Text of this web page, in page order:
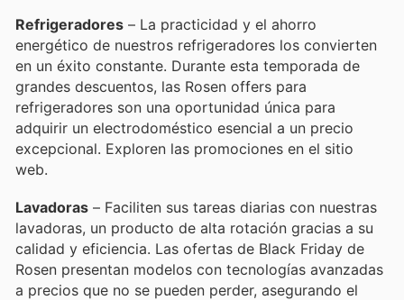
Refrigeradores – La practicidad y el ahorro
energético de nuestros refrigeradores los convierten
en un éxito constante. Durante esta temporada de
grandes descuentos, las Rosen offers para
refrigeradores son una oportunidad única para
adquirir un electrodoméstico esencial a un precio
excepcional. Exploren las promociones en el sitio
web.
Lavadoras – Faciliten sus tareas diarias con nuestras
lavadoras, un producto de alta rotación gracias a su
calidad y eficiencia. Las ofertas de Black Friday de
Rosen presentan modelos con tecnologías avanzadas
a precios que no se pueden perder, asegurando el